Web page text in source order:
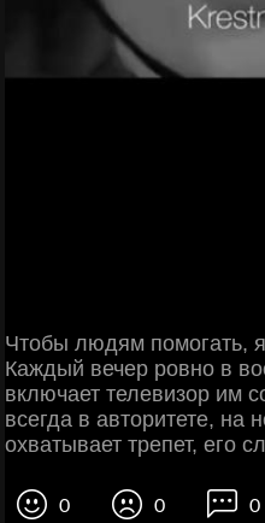
Чтобы людям помогать,
Каждый вечер ровно в
включает телевизор им
всегда в авторитете, на
охватывает трепет, его
0 0 0